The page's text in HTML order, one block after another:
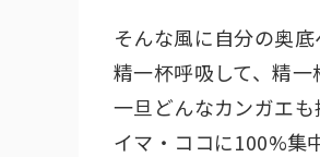
そんな風に自分の奥
精一杯呼吸して、精一
一旦どんなカンガエも
イマ・ココに100%集